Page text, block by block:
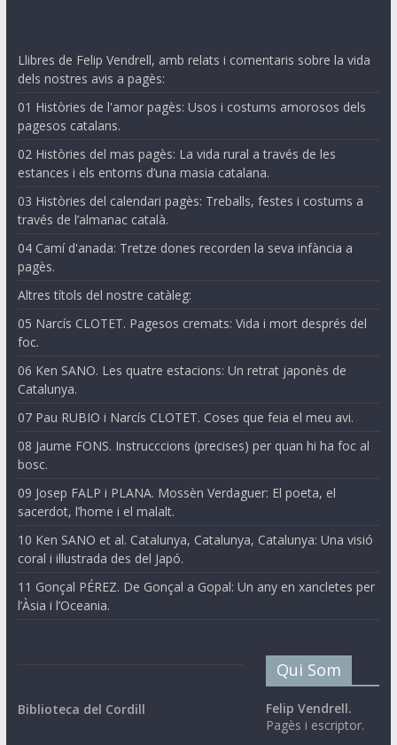
Llibres de Felip Vendrell, amb relats i comentaris sobre la vida
dels nostres avis a pagès:
01 Històries de l'amor pagès: Usos i costums amorosos dels
pagesos catalans.
02 Històries del mas pagès: La vida rural a través de les
estances i els entorns d’una masia catalana.
03 Històries del calendari pagès: Treballs, festes i costums a
través de l’almanac català.
04 Camí d'anada: Tretze dones recorden la seva infància a
pagès.
Altres títols del nostre catàleg:
05 Narcís CLOTET. Pagesos cremats: Vida i mort després del
foc.
06 Ken SANO. Les quatre estacions: Un retrat japonès de
Catalunya.
07 Pau RUBIO i Narcís CLOTET. Coses que feia el meu avi.
08 Jaume FONS. Instrucccions (precises) per quan hi ha foc al
bosc.
09 Josep FALP i PLANA. Mossèn Verdaguer: El poeta, el
sacerdot, l’home i el malalt.
10 Ken SANO et al. Catalunya, Catalunya, Catalunya: Una visió
coral i il·lustrada des del Japó.
11 Gonçal PÉREZ. De Gonçal a Gopal: Un any en xancletes per
l’Àsia i l’Oceania.
Biblioteca del Cordill
Qui Som
Felip Vendrell.
Pagès i escriptor.